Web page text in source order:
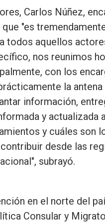
Carlos Núñez,
"es
todos aquellos
nos reunimos
con los
la
información,
y actualizada
y cuáles son
desde las
subrayó.
en el norte del
Consular y